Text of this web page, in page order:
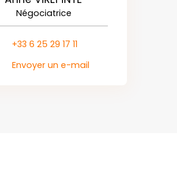
Négociatrice
+33 6 25 29 17 11
Envoyer un e-mail